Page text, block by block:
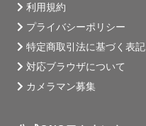
利用規約
プライバシーポリシー
特定商取引法に基づく表記
対応ブラウザについて
カメラマン募集